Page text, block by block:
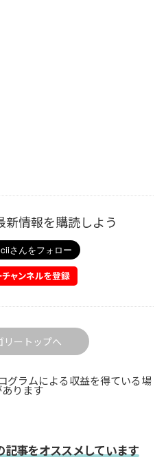
情報を購読しよう
リートップへ
グラムによる収益を得ている場
ります
事をオススメしています